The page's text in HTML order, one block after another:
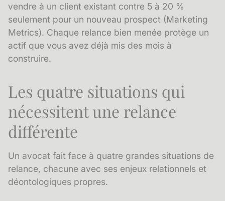
vendre à un client existant contre 5 à 20 %
seulement pour un nouveau prospect (Marketing
Metrics). Chaque relance bien menée protège un
actif que vous avez déjà mis des mois à
construire.
Les quatre situations qui
nécessitent une relance
différente
Un avocat fait face à quatre grandes situations de
relance, chacune avec ses enjeux relationnels et
déontologiques propres.